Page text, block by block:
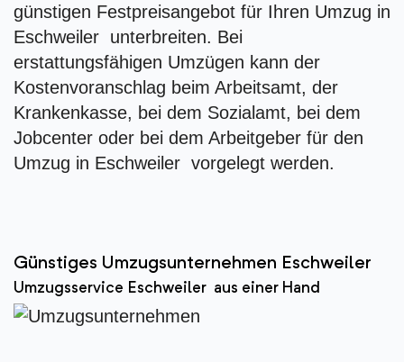
günstigen Festpreisangebot für Ihren Umzug in
Eschweiler unterbreiten. Bei
erstattungsfähigen Umzügen kann der
Kostenvoranschlag beim Arbeitsamt, der
Krankenkasse, bei dem Sozialamt, bei dem
Jobcenter oder bei dem Arbeitgeber für den
Umzug in Eschweiler vorgelegt werden.
Günstiges Umzugsunternehmen Eschweiler
Umzugsservice Eschweiler aus einer Hand